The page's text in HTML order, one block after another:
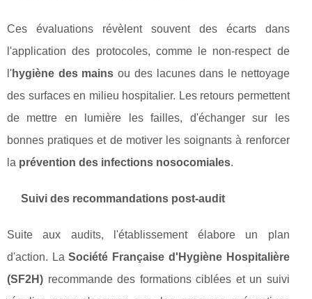
Ces évaluations révèlent souvent des écarts dans
l'application des protocoles, comme le non-respect de
l'hygiène des mains ou des lacunes dans le nettoyage
des surfaces en milieu hospitalier. Les retours permettent
de mettre en lumière les failles, d'échanger sur les
bonnes pratiques et de motiver les soignants à renforcer
la prévention des infections nosocomiales.
Suivi des recommandations post-audit
Suite aux audits, l'établissement élabore un plan
d'action. LaSociété Française d'Hygiène Hospitalière
(SF2H) recommande des formations ciblées et un suivi